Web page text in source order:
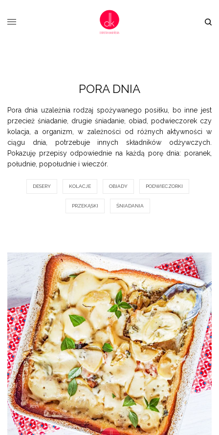
PORA DNIA
Pora dnia uzależnia rodzaj spożywanego posiłku, bo inne jest
przecież śniadanie, drugie śniadanie, obiad, podwieczorek czy
kolacja, a organizm, w zależności od różnych aktywności w
ciągu dnia, potrzebuje innych składników odżywczych.
Pokazuję przepisy odpowiednie na każdą porę dnia: poranek,
południe, popołudnie i wieczór.
DESERY KOLACJE OBIADY PODWIECZORKI
PRZEKĄSKI ŚNIADANIA